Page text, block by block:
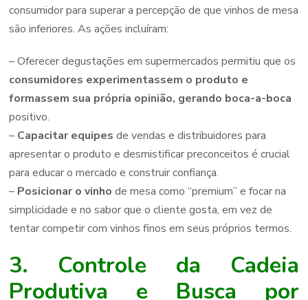
consumidor para superar a percepção de que vinhos de mesa
são inferiores. As ações incluíram:
– Oferecer degustações em supermercados permitiu que os
consumidores experimentassem o produto e
formassem sua própria opinião, gerando boca-a-boca
positivo.
– Capacitar equipes de vendas e distribuidores para
apresentar o produto e desmistificar preconceitos é crucial
para educar o mercado e construir confiança.
– Posicionar o vinho de mesa como “premium” e focar na
simplicidade e no sabor que o cliente gosta, em vez de
tentar competir com vinhos finos em seus próprios termos.
3. Controle da Cadeia
Produtiva e Busca por